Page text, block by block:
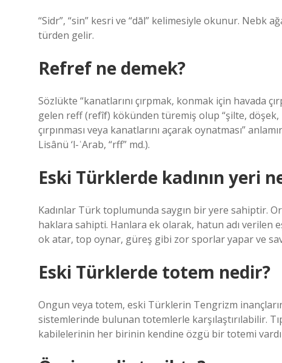
“Sidr”, “sin” kesri ve “dāl” kelimesiyle okunur. Nebk
türden gelir.
Refref ne demek?
Sözlükte “kanatlarını çırpmak, konmak için havada
gelen reff (refîf) kökünden türemiş olup “şilte,
çırpınması veya kanatlarını açarak oynatması”
Lisânü ‘l-ʿArab, “rff” md.).
Eski Türklerde kadının yeri
Kadınlar Türk toplumunda saygın bir yere sahiptir.
haklara sahipti. Hanlara ek olarak, hatun adı verilen
ok atar, top oynar, güreş gibi zor sporlar yapar ve
Eski Türklerde totem nedir?
Ongun veya totem, eski Türklerin Tengrizm
sistemlerinde bulunan totemlerle karşılaştırılabilir.
kabilelerinin her birinin kendine özgü bir totemi